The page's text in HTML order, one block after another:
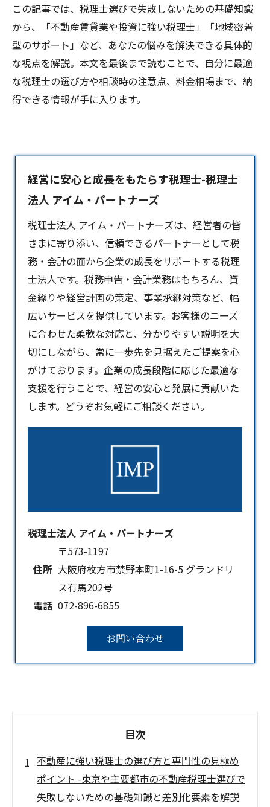
この記事では、税理士選びで失敗しないための基礎知識
から、「不動産賃貸業や投資に強い税理士」「地域密着
型のサポート」など、あなたの悩みを解決できる具体的
な視点を解説。本文を最後まで読むことで、自分に最適
な税理士の選び方や相談時の注意点、料金相場まで、納
得できる情報が手に入ります。
経営に安心と成長をもたらす税理士-税理士
法人 アイム・パートナーズ
税理士法人 アイム・パートナーズは、経営者の皆
さまに寄り添い、信頼できるパートナーとして税
務・会計の面から企業の成長をサポートする税理
士法人です。税務申告・会計業務はもちろん、資
金繰りや経営計画の策定、事業承継対策など、幅
広いサービスを提供しています。お客様のニーズ
に合わせた柔軟な対応と、分かりやすい説明を大
切にしながら、常に一歩先を見据えたご提案を心
がけております。企業の成長段階に応じた最適な
支援を行うことで、経営の安心と発展に貢献いた
します。どうぞお気軽にご相談ください。
税理士法人 アイム・パートナーズ
住所
〒573-1197
大阪府枚方市禁野本町1-16-5 グランドリ
ス有馬202号
電話 072-896-6855
お問い合わせ
目次
不動産に強い税理士の選び方と専門性の見極め
ポイント -東京や主要都市の不動産税理士選びで
失敗しないための基礎知識と差別化要素を解説